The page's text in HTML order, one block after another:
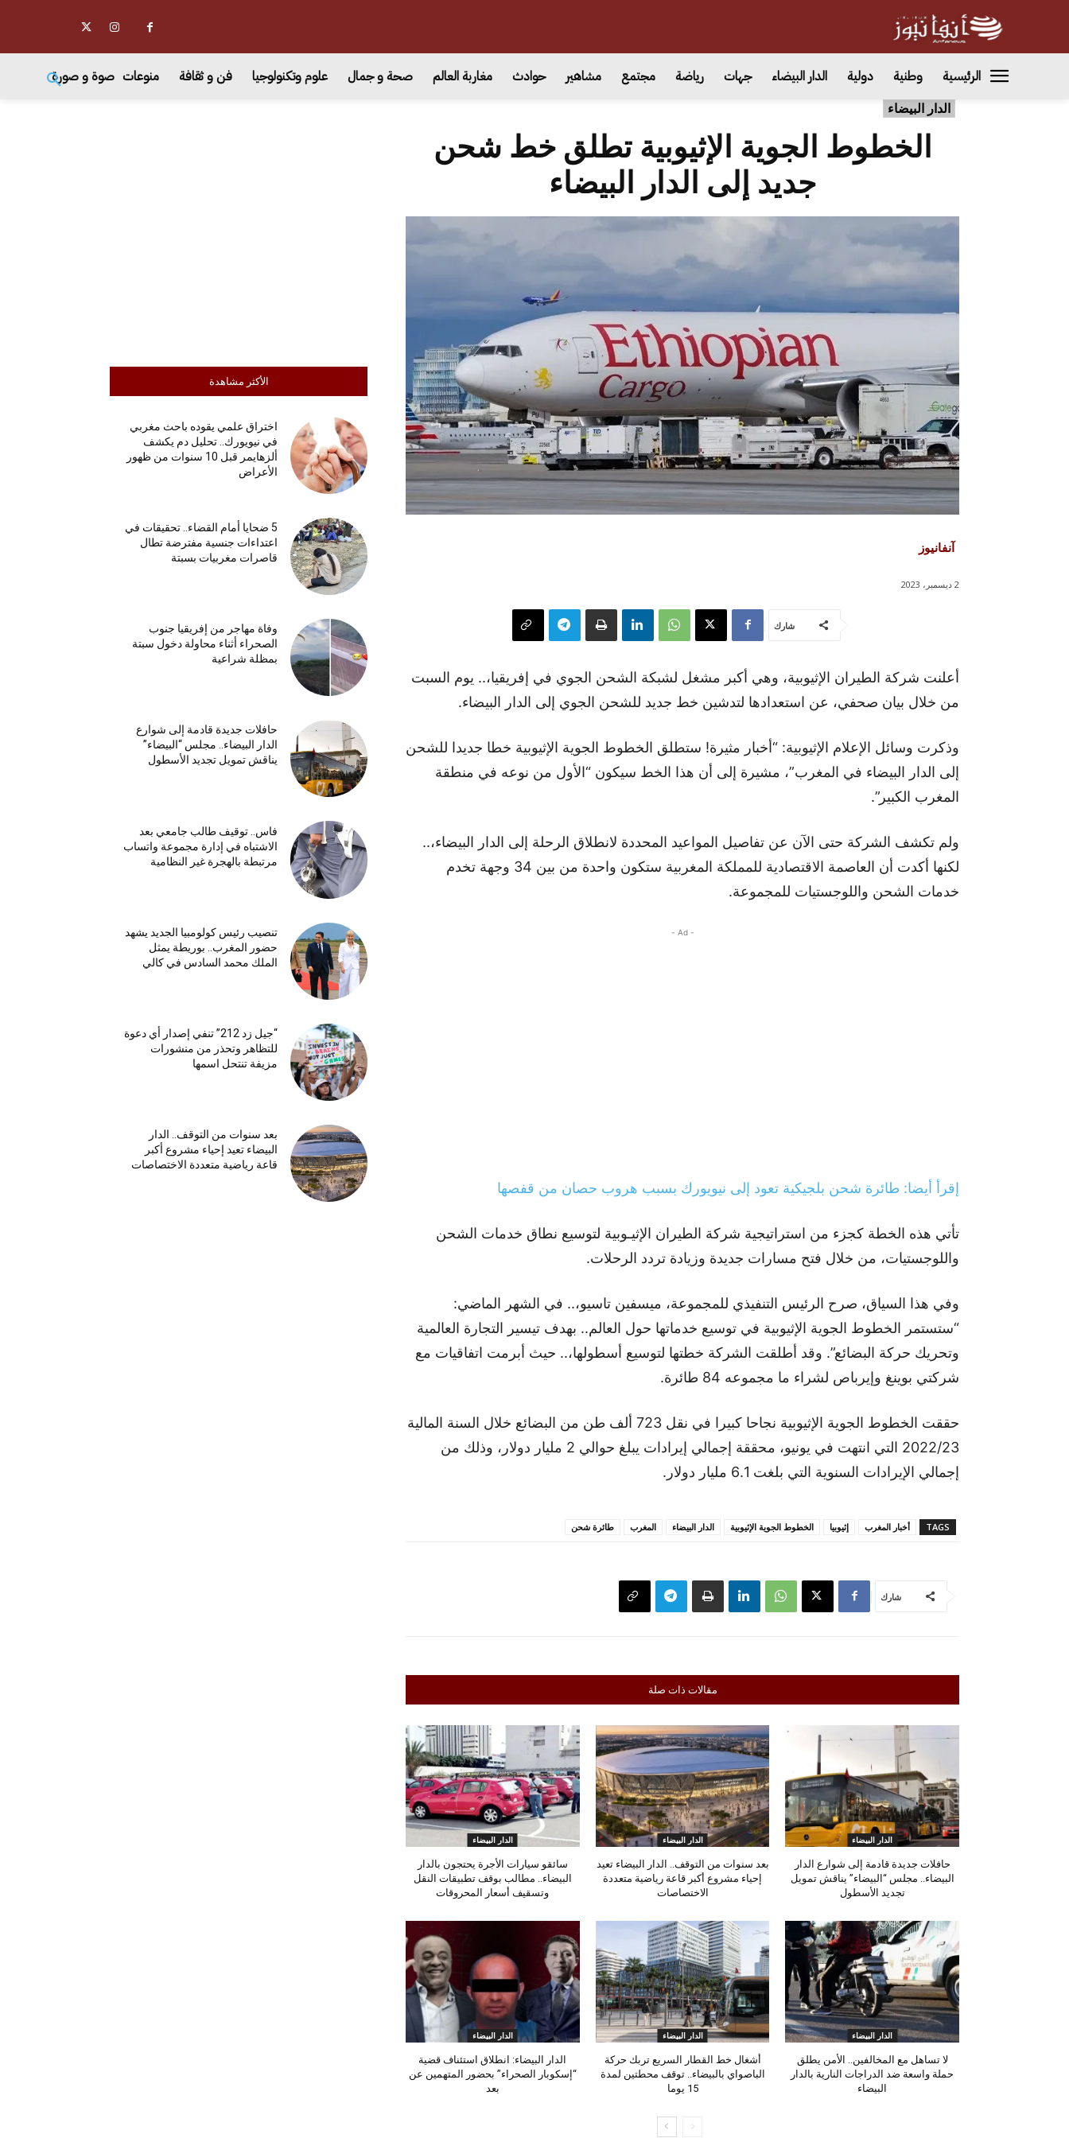
الرئيسية وطنية دولية الدار البيضاء جهات رياضة مجتمع مشاهير حوادث مغاربة العالم صحة و جمال علوم وتكنولوجيا فن و ثقافة منوعات صوة و صورة
الدار البيضاء
الأكثر مشاهدة
اختراق علمي يقوده باحث مغربي
في نيويورك.. تحليل دم يكشف
ألزهايمر قبل 10 سنوات من ظهور
الأعراض
5 ضحايا أمام القضاء.. تحقيقات في
اعتداءات جنسية مفترضة تطال
قاصرات مغربيات بسبتة
وفاة مهاجر من إفريقيا جنوب
الصحراء أثناء محاولة دخول سبتة
بمظلة شراعية
حافلات جديدة قادمة إلى شوارع
الدار البيضاء.. مجلس “البيضاء”
يناقش تمويل تجديد الأسطول
فاس.. توقيف طالب جامعي بعد
الاشتباه في إدارة مجموعة واتساب
مرتبطة بالهجرة غير النظامية
تنصيب رئيس كولومبيا الجديد يشهد
حضور المغرب.. بوريطة يمثل
الملك محمد السادس في كالي
“جيل زد 212” تنفي إصدار أي دعوة
للتظاهر وتحذر من منشورات
مزيفة تنتحل اسمها
بعد سنوات من التوقف.. الدار
البيضاء تعيد إحياء مشروع أكبر
قاعة رياضية متعددة الاختصاصات
الخطوط الجوية الإثيوبية تطلق خط شحن
جديد إلى الدار البيضاء
آنفانيوز
2 ديسمبر، 2023
شارك
أعلنت شركة الطيران الإثيوبية، وهي أكبر مشغل لشبكة الشحن الجوي في إفريقيا،.. يوم السبت
من خلال بيان صحفي، عن استعدادها لتدشين خط جديد للشحن الجوي إلى الدار البيضاء.
وذكرت وسائل الإعلام الإثيوبية: “أخبار مثيرة! ستطلق الخطوط الجوية الإثيوبية خطا جديدا للشحن
إلى الدار البيضاء في المغرب”، مشيرة إلى أن هذا الخط سيكون “الأول من نوعه في منطقة
المغرب الكبير”.
ولم تكشف الشركة حتى الآن عن تفاصيل المواعيد المحددة لانطلاق الرحلة إلى الدار البيضاء،..
لكنها أكدت أن العاصمة الاقتصادية للمملكة المغربية ستكون واحدة من بين 34 وجهة تخدم
خدمات الشحن واللوجستيات للمجموعة.
- Ad -
إقرأ أيضا: طائرة شحن بلجيكية تعود إلى نيويورك بسبب هروب حصان من قفصها
تأتي هذه الخطة كجزء من استراتيجية شركة الطيران الإثيـوبية لتوسيع نطاق خدمات الشحن
واللوجستيات، من خلال فتح مسارات جديدة وزيادة تردد الرحلات.
وفي هذا السياق، صرح الرئيس التنفيذي للمجموعة، ميسفين تاسيو،.. في الشهر الماضي:
“ستستمر الخطوط الجوية الإثيوبية في توسيع خدماتها حول العالم.. بهدف تيسير التجارة العالمية
وتحريك حركة البضائع”. وقد أطلقت الشركة خطتها لتوسيع أسطولها،.. حيث أبرمت اتفاقيات مع
شركتي بوينغ وإيرباص لشراء ما مجموعه 84 طائرة.
حققت الخطوط الجوية الإثيوبية نجاحا كبيرا في نقل 723 ألف طن من البضائع خلال السنة المالية
2022/23 التي انتهت في يونيو، محققة إجمالي إيرادات يبلغ حوالي 2 مليار دولار، وذلك من
إجمالي الإيرادات السنوية التي بلغت 6.1 مليار دولار.
TAGS أخبار المغرب إثيوبيا الخطوط الجوية الإثيوبية الدار البيضاء المغرب طائرة شحن
شارك
مقالات ذات صلة
الدار البيضاء
حافلات جديدة قادمة إلى شوارع الدار
البيضاء.. مجلس “البيضاء” يناقش تمويل
تجديد الأسطول
الدار البيضاء
بعد سنوات من التوقف.. الدار البيضاء تعيد
إحياء مشروع أكبر قاعة رياضية متعددة
الاختصاصات
الدار البيضاء
سائقو سيارات الأجرة يحتجون بالدار
البيضاء.. مطالب بوقف تطبيقات النقل
وتسقيف أسعار المحروقات
الدار البيضاء
لا تساهل مع المخالفين.. الأمن يطلق
حملة واسعة ضد الدراجات النارية بالدار
البيضاء
الدار البيضاء
أشغال خط القطار السريع تربك حركة
الباصواي بالبيضاء.. توقف محطتين لمدة
15 يوما
الدار البيضاء
الدار البيضاء: انطلاق استئناف قضية
“إسكوبار الصحراء” بحضور المتهمين عن
بعد